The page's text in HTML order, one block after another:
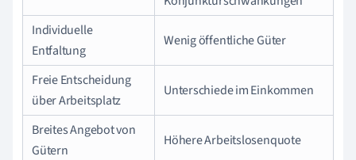
Individuelle
Entfaltung
Wenig öffentliche Güter
Freie Entscheidung
über Arbeitsplatz
Unterschiede im Einkommen
Breites Angebot von
Gütern
Höhere Arbeitslosenquote